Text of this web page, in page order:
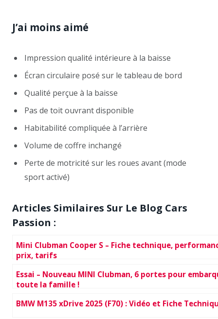
J’ai moins aimé
Impression qualité intérieure à la baisse
Écran circulaire posé sur le tableau de bord
Qualité perçue à la baisse
Pas de toit ouvrant disponible
Habitabilité compliquée à l’arrière
Volume de coffre inchangé
Perte de motricité sur les roues avant (mode
sport activé)
Articles Similaires Sur Le Blog Cars
Passion :
Mini Clubman Cooper S – Fiche technique,
prix, tarifs
Essai – Nouveau MINI Clubman, 6 portes pour
toute la famille !
BMW M135 xDrive 2025 (F70) : Vidéo et Fiche